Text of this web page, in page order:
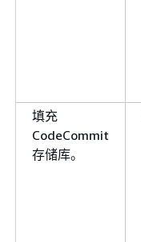
填充
CodeCommit
存储库。